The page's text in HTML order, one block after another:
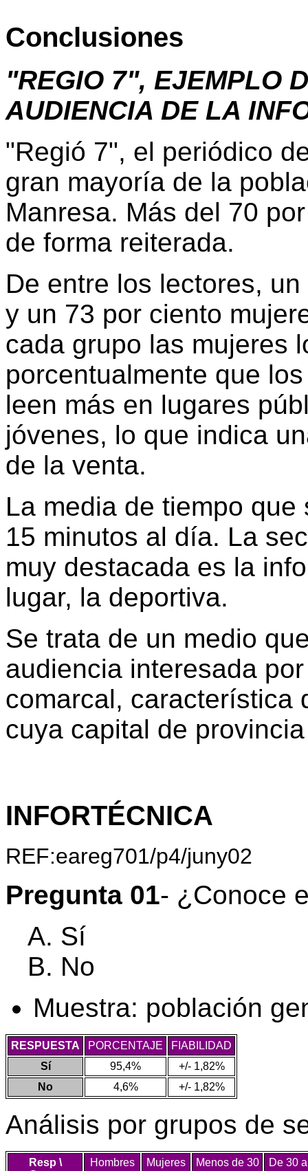
Conclusiones
"REGIO 7", EJEMPLO
AUDIENCIA DE LA
"Regió 7", el periódico
gran mayoría de la
Manresa. Más del 70
de forma reiterada.
De entre los lectores,
y un 73 por ciento
cada grupo las mujeres
porcentualmente que
leen más en lugares
jóvenes, lo que indica
de la venta.
La media de tiempo
15 minutos al día. La
muy destacada es la
lugar, la deportiva.
Se trata de un medio
audiencia interesada
comarcal, característica
cuya capital de
INFORTÉCNICA
REF:eareg701/p4/juny02
Pregunta 01- ¿Conoce
Sí
No
Muestra: población
RESPUESTA PORCENTAJE
FIABILIDAD
Sí
95,4%
+/- 1,82%
No
4,6% +/- 1,82%
Análisis por grupos de
Resp \
Hombres Mujeres Menos de 30 De 30